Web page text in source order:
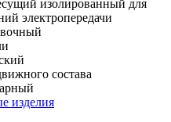
изолированный для
электропередачи
состава
изделия